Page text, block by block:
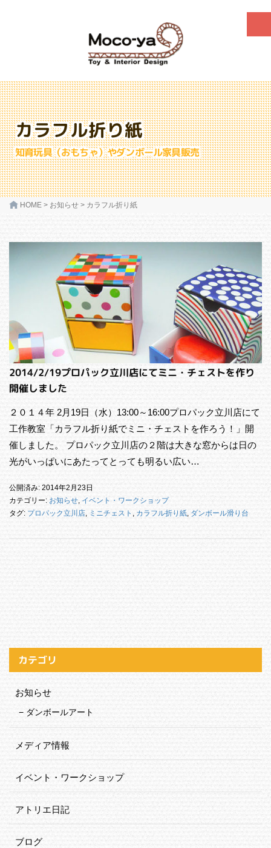
カラフル折り紙
知育玩具（おもちゃ）やダンボール家具販売
HOME > お知らせ > カラフル折り紙
2014/2/19プロパック立川店にてミニ・チェストを作り
開催しました
２０１４年 2月19日（水）13:00～16:00プロパック立川店にて
工作教室「カラフル折り紙でミニ・チェストを作ろう！」開
催しました。 プロパック立川店の２階は大きな窓からは日の
光がいっぱいにあたってとっても明るい広い…
公開済み: 2014年2月23日
カテゴリー: お知らせ, イベント・ワークショップ
タグ: プロパック立川店, ミニチェスト , カラフル折り紙, ダンボール滑り台
カテゴリ
お知らせ
ダンボールアート
メディア情報
イベント・ワークショップ
アトリエ日記
ブログ